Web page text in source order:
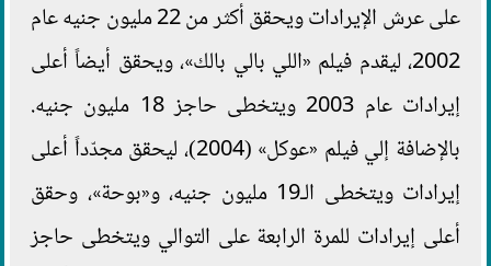
على عرش الإيرادات ويحقق أكثر من 22 مليون جنيه عام
2002، ليقدم فيلم «اللي بالي بالك»، ويحقق أيضاً أعلى
إيرادات عام 2003 ويتخطى حاجز 18 مليون جنيه.
بالإضافة إلي فيلم «عوكل» (2004)، ليحقق مجدّداً أعلى
إيرادات ويتخطى الـ19 مليون جنيه، و«بوحة»، وحقق
أعلى إيرادات للمرة الرابعة على التوالي ويتخطى حاجز